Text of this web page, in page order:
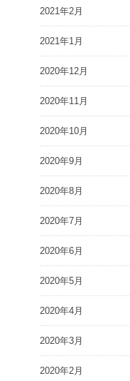
2021年2月
2021年1月
2020年12月
2020年11月
2020年10月
2020年9月
2020年8月
2020年7月
2020年6月
2020年5月
2020年4月
2020年3月
2020年2月